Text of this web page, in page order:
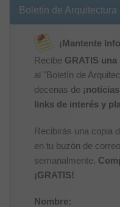
Boletín de Arquitectura
¡Mantente
Recibe GRATIS
al "Boletín de
decenas de
links de interés y
Recibirás una copia
en tu buzón de correo
semanalmente.
¡GRATIS!
Nombre: